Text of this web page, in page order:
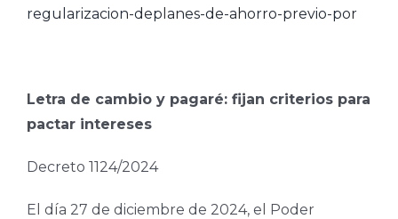
regularizacion-deplanes-de-ahorro-previo-por
Letra de cambio y pagaré: fijan criterios para
pactar intereses
Decreto 1124/2024
El día 27 de diciembre de 2024, el Poder